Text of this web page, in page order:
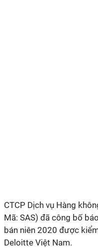
CTCP Dịch vụ Hàng
Mã: SAS) đã công bố
bán niên 2020 được
Deloitte Việt Nam.